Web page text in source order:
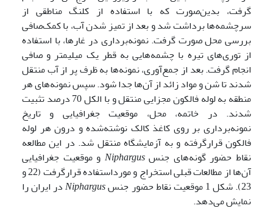
گرفت، بدین‌صورت که با استفاده از کلنگ مناطقی از
سرچشمه‌ها برداشت شد و بعد از تمیز شدن آب، با کمک‌صافی
بررسی محل صورت گرفت. نمونه‌برداری در غارها، با استفاده
از توری‌های تیره با چشمه‌هایی به قطر یک میلی­متر و صافی
انجام گرفت. بعد از جمع‌آوری، نمونه‌ها به ظرف پر از آب منتقل
شدند تا شن و مواد زائد از آن‌ها جدا شود. سپس نمونه‌های هر
منطقه به لوله فالکون مجزایی منتقل و با الکل 70 درصد تثبیت
شدند. در خاتمه، محل، موقعیت جغرافیایی و تاریخ
نمونه‌برداری بر روی کاغذ کالک نوشته‌شده و درون هر لوله
فالکون قرارگرفته و به آزمایشگاه منتقل شد. در این مطالعه
نقاط حضور گونه‌های جنسNiphargus و موقعیت جغرافیایی
آن‌ها از مطالعات قبلی استخراج و مورداستفاده قرارگرفت (22 و
23). شکل 1 موقعیت نقاط حضور جنس
Niphargusدر ایران را
نمایش می‌دهد.